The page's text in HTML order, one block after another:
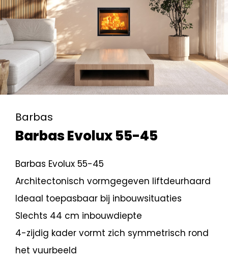
Barbas
Barbas Evolux 55-45
Barbas Evolux 55-45
Architectonisch vormgegeven liftdeurhaard
Ideaal toepasbaar bij inbouwsituaties
Slechts 44 cm inbouwdiepte
4-zijdig kader vormt zich symmetrisch rond
het vuurbeeld